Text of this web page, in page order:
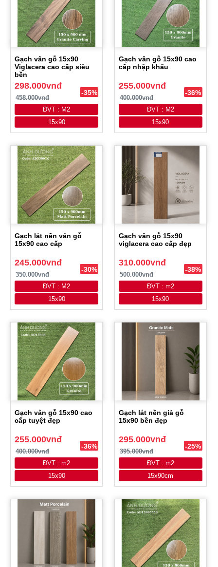
Gạch vân gỗ 15x90
Viglacera cao cấp siêu
bền
298.000vnđ
458.000vnđ
-35%
ĐVT : M2
15x90
Gạch vân gỗ 15x90 cao
cấp nhập khẩu
255.000vnđ
400.000vnđ
-36%
ĐVT : M2
15x90
Gạch lát nền vân gỗ
15x90 cao cấp
245.000vnđ
350.000vnđ
-30%
ĐVT : M2
15x90
Gạch vân gỗ 15x90
viglacera cao cấp đẹp
310.000vnđ
500.000vnđ
-38%
ĐVT : m2
15x90
Gạch vân gỗ 15x90 cao
cấp tuyệt đẹp
255.000vnđ
400.000vnđ
-36%
ĐVT : m2
15x90
Gạch lát nền giả gỗ
15x90 bền đẹp
295.000vnđ
395.000vnđ
-25%
ĐVT : m2
15x90cm